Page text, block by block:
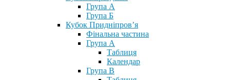
Група А
Група Б
Кубок Придніпров’я
Фінальна частина
Група А
Таблиця
Календар
Група В